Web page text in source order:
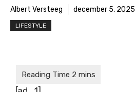
Albert Versteeg december 5, 2025
LIFESTYLE